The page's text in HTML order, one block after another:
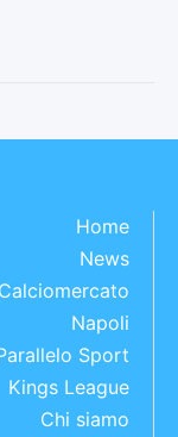
Home
News
Calciomercato
Napoli
Sport
Kings League
Chi siamo